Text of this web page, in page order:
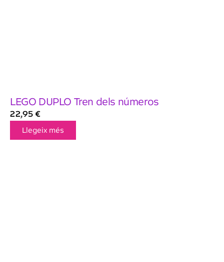
LEGO DUPLO Tren dels números
22,95 €
Llegeix més